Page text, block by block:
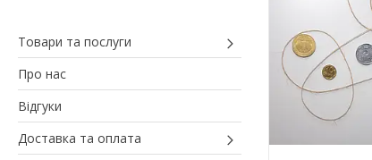
Товари та послуги
Про нас
Відгуки
Доставка та оплата